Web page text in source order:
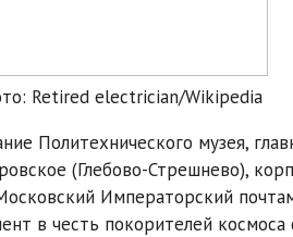
Retired electrician/Wikipedia
Политехнического музея,
(Глебово-Стрешнево),
Императорский
в честь покорителей космоса